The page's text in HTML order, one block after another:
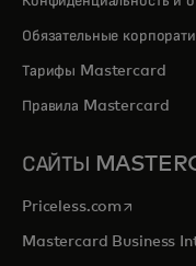
Обязательные
Тарифы Mastercard
Правила Mastercard
САЙТЫ
Priceless.com opens in
Mastercard Business